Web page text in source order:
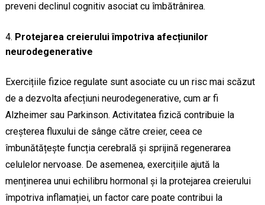
preveni declinul cognitiv asociat cu îmbătrânirea.
Protejarea creierului împotriva afecțiunilor
neurodegenerative
Exercițiile fizice regulate sunt asociate cu un risc mai scăzut
de a dezvolta afecțiuni neurodegenerative, cum ar fi
Alzheimer sau Parkinson. Activitatea fizică contribuie la
creșterea fluxului de sânge către creier, ceea ce
îmbunătățește funcția cerebrală și sprijină regenerarea
celulelor nervoase. De asemenea, exercițiile ajută la
menținerea unui echilibru hormonal și la protejarea creierului
împotriva inflamației, un factor care poate contribui la